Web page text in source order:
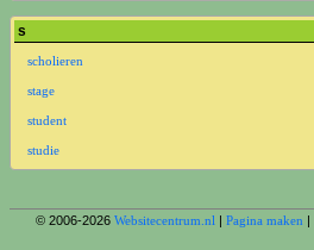
s
scholieren
stage
student
studie
© 2006-2026 Websitecentrum.nl | Pagina maken |